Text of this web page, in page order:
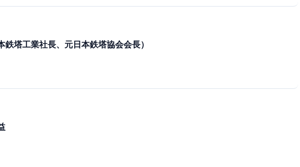
塔工業社長、元日本鉄塔協会会長）